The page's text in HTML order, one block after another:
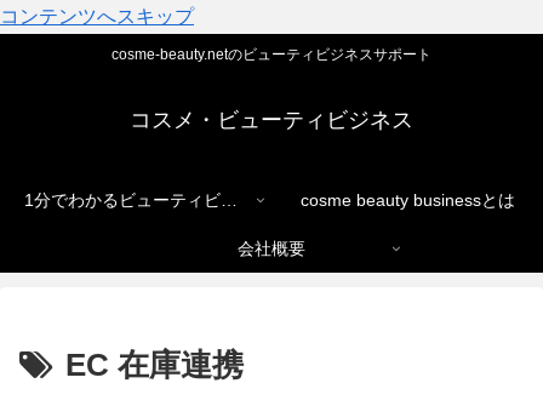
コンテンツへスキップ
cosme-beauty.netのビューティビジネスサポート
コスメ・ビューティビジネス
1分でわかるビューティビジネス cosme beauty businessとは
会社概要
EC 在庫連携